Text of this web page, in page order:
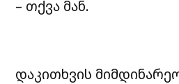
– თქვა მან.
დაკითხვის